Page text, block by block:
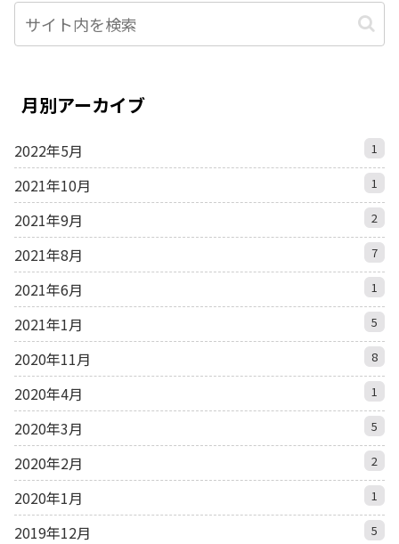
月別アーカイブ
2022年5月 1
2021年10月 1
2021年9月 2
2021年8月 7
2021年6月 1
2021年1月 5
2020年11月 8
2020年4月 1
2020年3月 5
2020年2月 2
2020年1月 1
2019年12月 5